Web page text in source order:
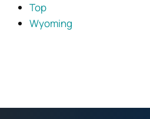
Top
Wyoming